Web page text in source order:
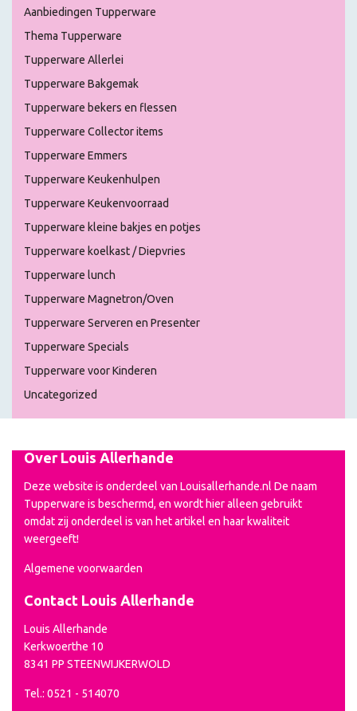
Aanbiedingen Tupperware
Thema Tupperware
Tupperware Allerlei
Tupperware Bakgemak
Tupperware bekers en flessen
Tupperware Collector items
Tupperware Emmers
Tupperware Keukenhulpen
Tupperware Keukenvoorraad
Tupperware kleine bakjes en potjes
Tupperware koelkast / Diepvries
Tupperware lunch
Tupperware Magnetron/Oven
Tupperware Serveren en Presenter
Tupperware Specials
Tupperware voor Kinderen
Uncategorized
Over Louis Allerhande
Deze website is onderdeel van Louisallerhande.nl De naam
Tupperware is beschermd, en wordt hier alleen gebruikt
omdat zij onderdeel is van het artikel en haar kwaliteit
weergeeft!
Algemene voorwaarden
Contact Louis Allerhande
Louis Allerhande
Kerkwoerthe 10
8341 PP STEENWIJKERWOLD
Tel.: 0521 - 514070